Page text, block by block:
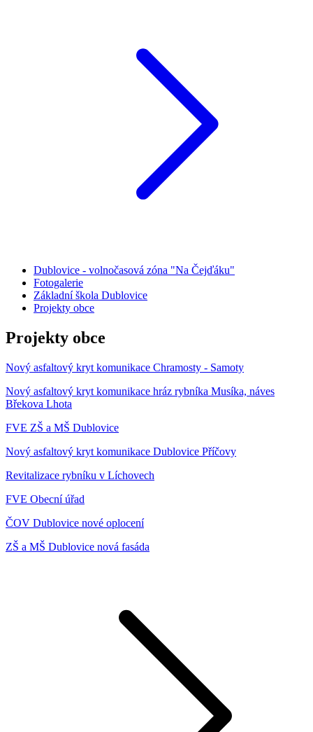
Dublovice - volnočasová zóna "Na Čejďáku"
Fotogalerie
Základní škola Dublovice
Projekty obce
Projekty obce
Nový asfaltový kryt komunikace Chramosty - Samoty
Nový asfaltový kryt komunikace hráz rybníka Musíka, náves
Břekova Lhota
FVE ZŠ a MŠ Dublovice
Nový asfaltový kryt komunikace Dublovice Příčovy
Revitalizace rybníku v Líchovech
FVE Obecní úřad
ČOV Dublovice nové oplocení
ZŠ a MŠ Dublovice nová fasáda